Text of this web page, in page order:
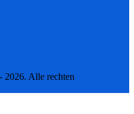
Alle rechten